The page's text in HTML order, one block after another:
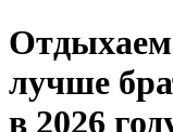
Отдыхаем
лучше
в 2026